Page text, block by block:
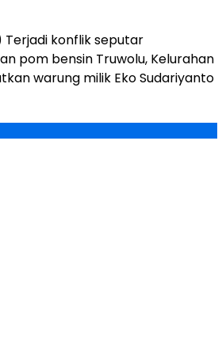
Terjadi konflik seputar
pom bensin Truwolu, Kelurahan
warung milik Eko Sudariyanto